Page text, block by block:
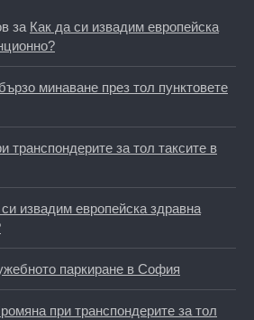
за Как да си извадим европейска
минаване през тол пунктовете
транспондерите за тол таксите в
извадим европейска здравна
паркиране в София
при транспондерите за тол